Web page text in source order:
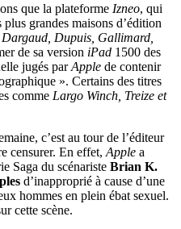
que la plateforme Izneo, qui
plus grandes maisons d’édition
Dupuis, Gallimard,
de sa version iPad 1500 des
jugés parApple de contenir
». Certains des titres
comme Largo Winch, Treize et
c’est au tour de l’éditeur
censurer. En effet, Apple a
Saga du scénariste Brian K.
d’inapproprié à cause d’une
hommes en plein ébat sexuel.
cette scène.